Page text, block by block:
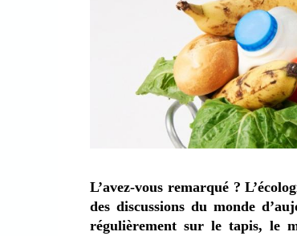
L’avez-vous remarqué ?
des discussions du monde
régulièrement sur le tapis, le